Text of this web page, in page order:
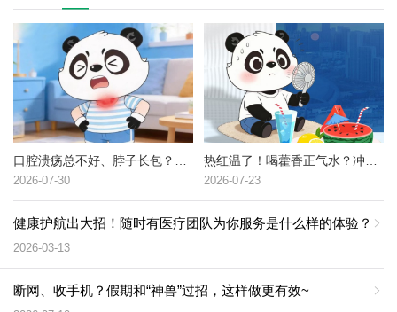
2026-07-30 2026-07-23
健康护航出大招！随时有医疗团队为你服务是什么样的体验？
2026-03-13
断网、收手机？假期和“神兽”过招，这样做更有效~